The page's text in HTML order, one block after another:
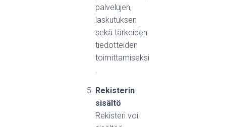
palvelujen,
laskutuksen
sekä tärkeiden
tiedotteiden
toimittamiseksi
.
Rekisterin
sisältö
Rekisteri voi